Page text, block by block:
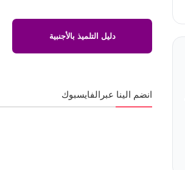
دليل التلميذ بالأجنبية
انضم الينا عبرالفايسبوك